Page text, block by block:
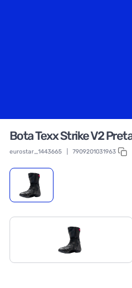
Bota Texx Strike V2
eurostar_1443665 7909201031963